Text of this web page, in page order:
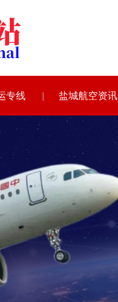
专线 盐城航空资讯